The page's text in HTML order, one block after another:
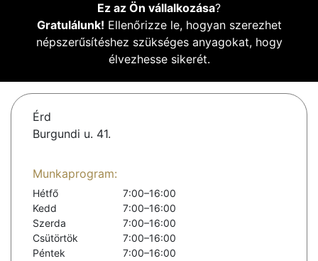
Ez az Ön vállalkozása?
Gratulálunk! Ellenőrizze le, hogyan szerezhet
népszerűsítéshez szükséges anyagokat, hogy
élvezhesse sikerét.
Érd
Burgundi u. 41.
Munkaprogram:
Hétfő
7:00–16:00
Kedd
7:00–16:00
Szerda
7:00–16:00
Csütörtök
7:00–16:00
Péntek
7:00–16:00